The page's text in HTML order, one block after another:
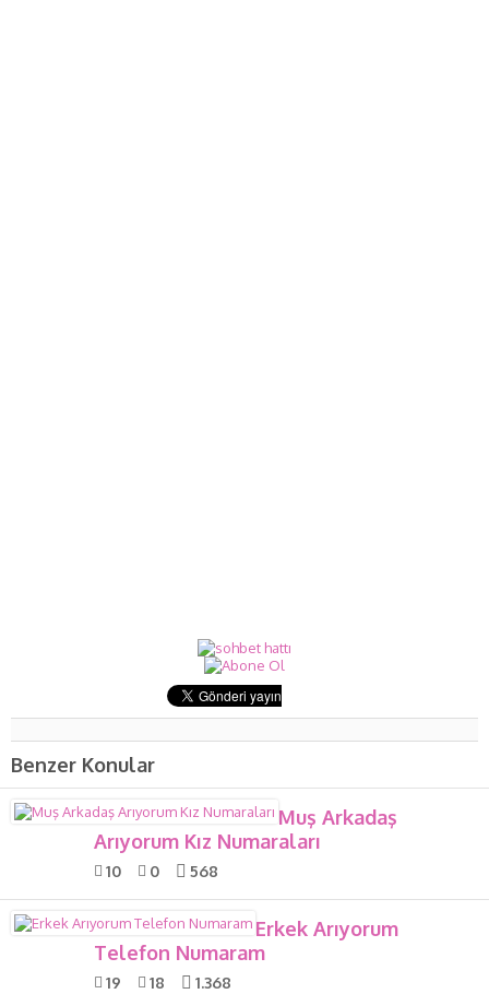
Benzer Konular
Muş Arkadaş
Arıyorum Kız Numaraları
10 0 568
Erkek Arıyorum
Telefon Numaram
19 18 1.368